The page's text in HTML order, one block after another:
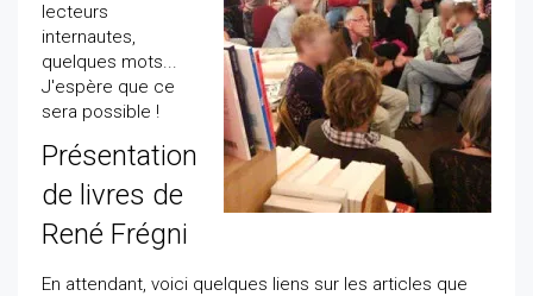
lecteurs
internautes,
quelques mots...
J'espère que ce
sera possible !
Présentation
de livres de
René Frégni
En attendant, voici quelques liens sur les articles que